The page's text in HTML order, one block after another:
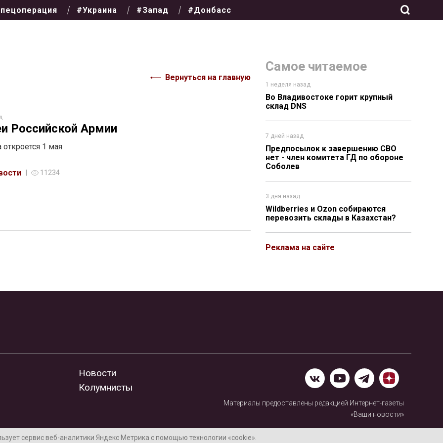
#Украина #Запад #Донбасс
Вернуться на главную
Российской Армии
откроется 1 мая
11234
Самое читаемое
1 неделя назад
Во Владивостоке горит крупный
склад DNS
7 дней назад
Предпосылок к завершению СВО
нет - член комитета ГД по обороне
Соболев
3 дня назад
Wildberries и Ozon собираются
перевозить склады в Казахстан?
Реклама на сайте
Новости
Колумнисты
Материалы предоставлены редакцией Интернет-газеты
«Ваши новости»
Нашли ошибку? Выделите ее и нажмите Ctrl+Enter
сервис веб-аналитики Яндекс Метрика с помощью технологии «cookie».